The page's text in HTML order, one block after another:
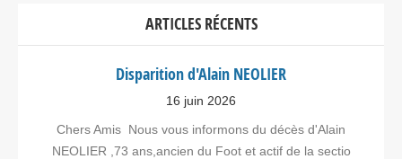
ARTICLES RÉCENTS
Disparition d'Alain NEOLIER
16 juin 2026
Chers Amis Nous vous informons du décès d'Alain
NEOLIER ,73 ans,ancien du Foot et actif de la sectio